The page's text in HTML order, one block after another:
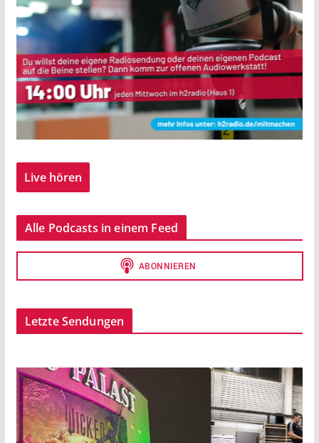
Live hören
Alle Podcasts in einem Feed
Letzte Sendungen